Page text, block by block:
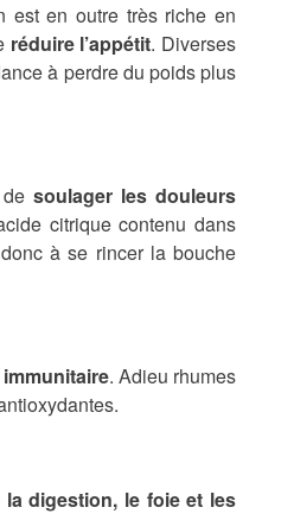
est en outre très riche en
réduire l’appétit. Diverses
à perdre du poids plus
desoulager les douleurs
citrique contenu dans
à se rincer la bouche
. Adieu rhumes
la digestion, le foie et les